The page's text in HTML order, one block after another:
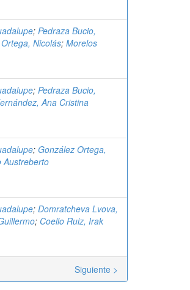
; Pedraza Bucio,
Nicolás; Morelos
; Pedraza Bucio,
Ana Cristina
; González Ortega,
Austreberto
; Domratcheva Lvova,
; Coello Ruiz, Irak
Siguiente >